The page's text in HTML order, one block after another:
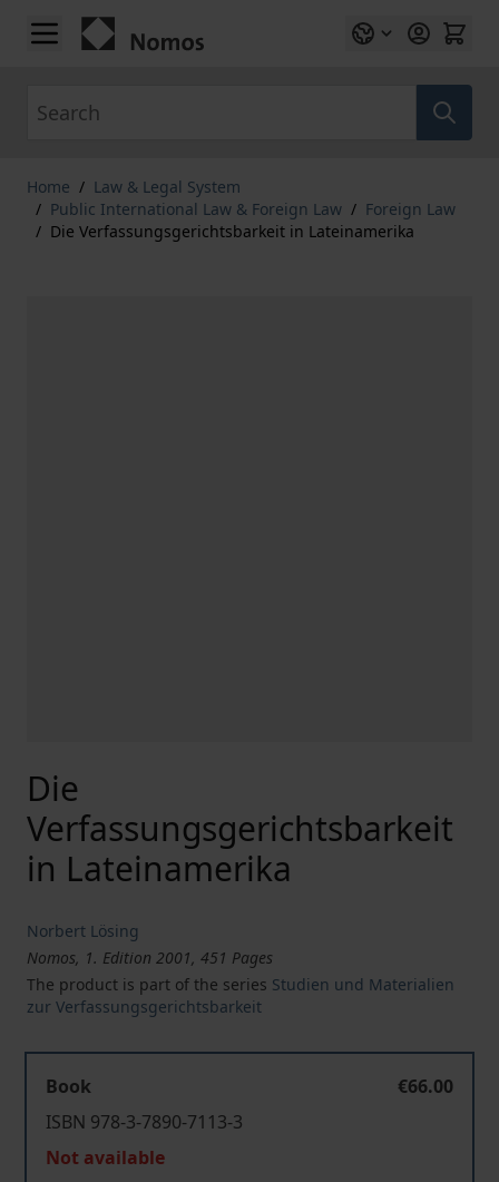
Skip to Content
Home / Law & Legal System
/ Public International Law & Foreign Law / Foreign Law
/ Die Verfassungsgerichtsbarkeit in Lateinamerika
Die
Verfassungsgerichtsbarkeit
in Lateinamerika
Norbert Lösing
Nomos, 1. Edition 2001, 451 Pages
The product is part of the series Studien und Materialien
zur Verfassungsgerichtsbarkeit
Book
€66.00
ISBN 978-3-7890-7113-3
Not available